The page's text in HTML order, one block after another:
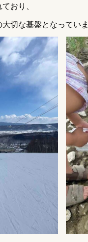
おり、
切な基盤となってい